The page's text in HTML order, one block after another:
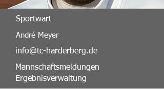
Sportwart
André Meyer
info@tc-harderberg.de
Mannschaftsmeldungen
Ergebnisverwaltung